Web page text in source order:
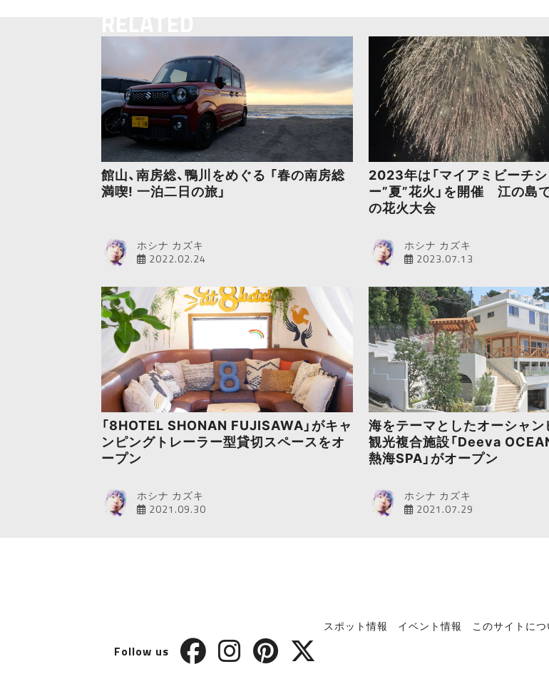
館山、南房総、鴨川をめぐる 「春の南房総
満喫! 一泊二日の旅」
ホシナ カズキ
2022.02.24
2023年は「マイアミビーチシ
ー”夏”花火」を開催 江の島
の花火大会
ホシナ カズキ
2023.07.13
「8HOTEL SHONAN FUJISAWA」がキャ
ンピングトレーラー型貸切スペースをオ
ープン
ホシナ カズキ
2021.09.30
海をテーマとしたオーシャン
観光複合施設「Deeva
熱海SPA」がオープン
ホシナ カズキ
2021.07.29
Follow us
スポット情報 イベント情報 このサイトにつ